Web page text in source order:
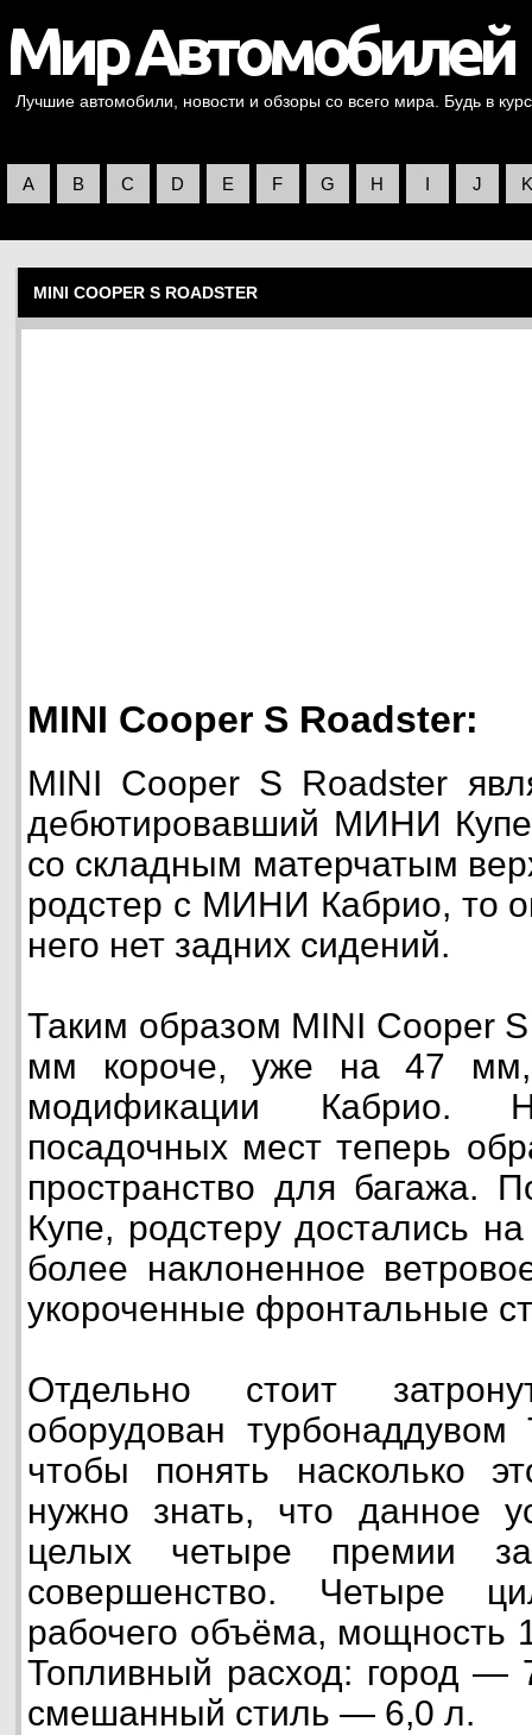
Лучшие автомобили, новости и обзоры со всего мира. Будь в
A B C D E F G H I J K
MINI COOPER S ROADSTER
MINI Cooper S Roadster:
MINI Cooper S Roadster
дебютировавший МИНИ
со складным матерчатым
родстер с МИНИ Кабрио, то
него нет задних сидений.
Таким образом MINI Cooper
мм короче, уже на 47
модификации Кабрио.
посадочных мест теперь
пространство для багажа.
Купе, родстеру достались
более наклоненное
укороченные фронтальные
Отдельно стоит
оборудован
чтобы понять насколько
нужно знать, что данное
целых четыре премии за
совершенство. Четыре
рабочего объёма,
Топливный расход: город
смешанный стиль — 6,0 л.